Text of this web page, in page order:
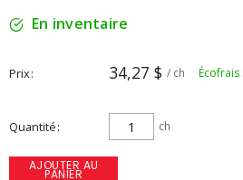
En inventaire
Prix 34,27 $ / ch Écofrais
Quantité ch
AJOUTER AU
PANIER